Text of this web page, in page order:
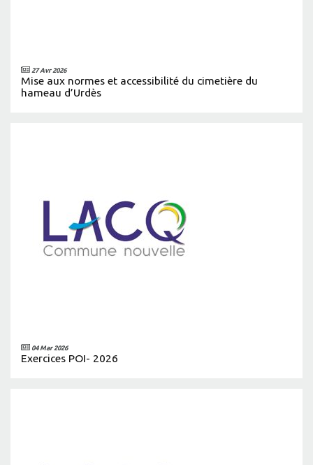
27 Avr 2026
Mise aux normes et accessibilité du cimetière du
hameau d’Urdès
04 Mar 2026
Exercices POI- 2026